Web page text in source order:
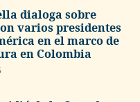
dialoga sobre
varios presidentes
en el marco de
en Colombia